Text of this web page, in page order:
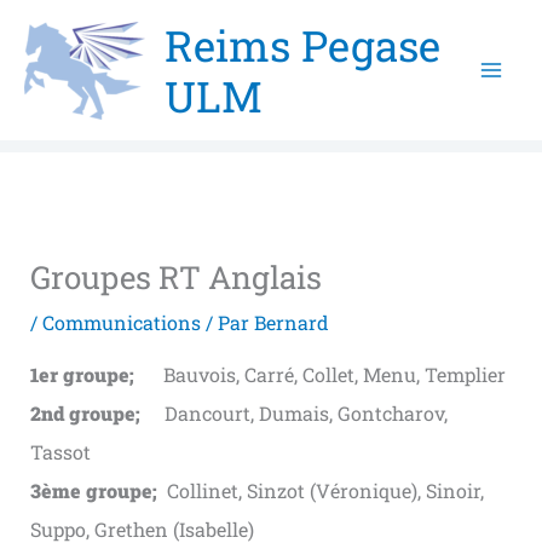
contenu
Reims Pegase
ULM
Groupes RT Anglais
/Communications/ ParBernard
1er groupe; Bauvois, Carré, Collet, Menu, Templier
2nd groupe; Dancourt, Dumais, Gontcharov,
Tassot
3ème groupe; Collinet, Sinzot (Véronique), Sinoir,
Suppo, Grethen (Isabelle)